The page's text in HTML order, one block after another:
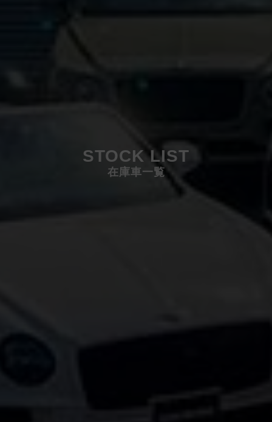
STOCK LIST
在庫車一覧